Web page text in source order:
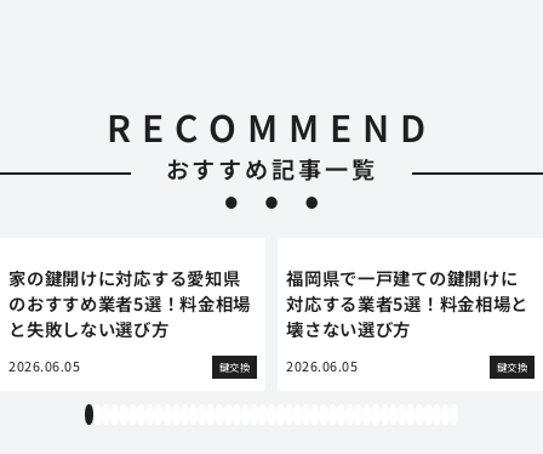
RECOMMEND
おすすめ記事一覧
家の鍵開けに対応する愛知県
のおすすめ業者5選！料金相場
と失敗しない選び方
2026.06.05 鍵交換
福岡県で一戸建ての鍵開けに
対応する業者5選！料金相場と
壊さない選び方
2026.06.05 鍵交換
1